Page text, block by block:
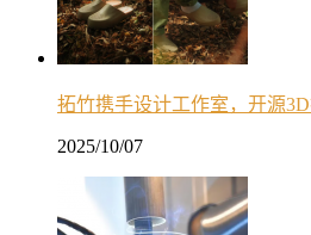
拓竹携手设计工作室，开源
2025/10/07